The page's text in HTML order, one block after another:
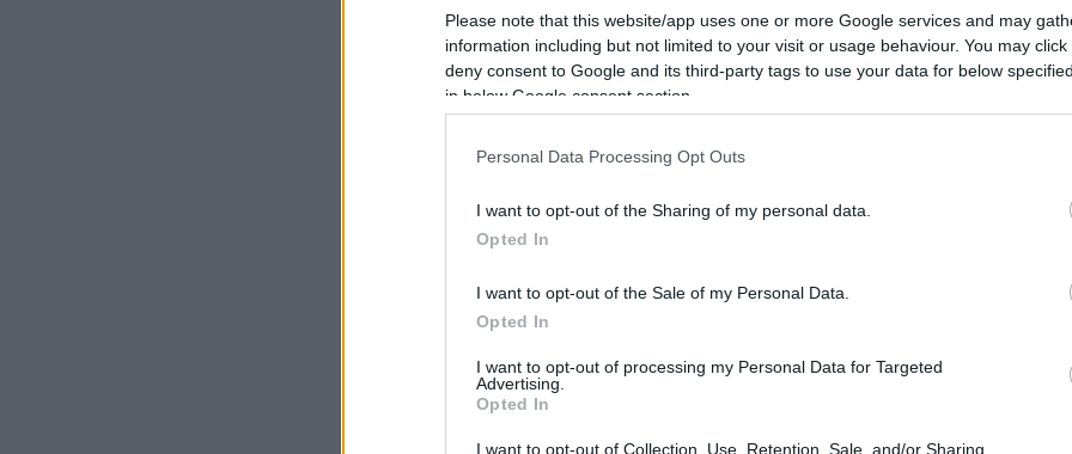
Please note that this website/app uses one or more Google services and may
information including but not limited to your visit or usage behaviour. You may
deny consent to Google and its third-party tags to use your data for below
in below Google consent section.
Personal Data Processing Opt Outs
I want to opt-out of the Sharing of my personal data.
Opted In
I want to opt-out of the Sale of my Personal Data.
Opted In
I want to opt-out of processing my Personal Data for Targeted
Advertising.
Opted In
I want to opt-out of Collection, Use, Retention, Sale, and/or Sharing